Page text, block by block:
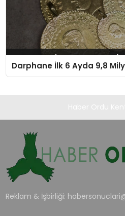
Darphane İlk 6 Ayda 9,8
Reklam & İşbirliği: